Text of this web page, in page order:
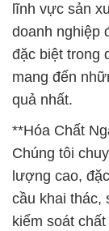
lĩnh vực sản
doanh nghiệp
đặc biệt trong
mang đến
quả nhất.
**Hóa Chất
Chúng tôi
lượng cao,
cầu khai thác,
kiểm soát